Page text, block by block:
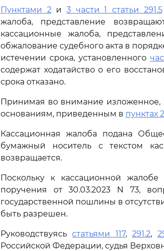
Пунктами 2и3 части 1 статьи 291.5
жалоба, представление
кассационные жалоба,
обжалование судебного акта в
истечении срока, установленного
содержат ходатайство о его
срока отказано.
Принимая во внимание
основаниям, приведенным в пунктах 2
Кассационная жалоба подана
бумажный носитель с текстом
возвращается.
Поскольку к кассационной
поручения от 30.03.2023 N 73,
государственной пошлины в
быть разрешен.
Руководствуясьстатьями 117,291.2,
Российской Федерации, судья